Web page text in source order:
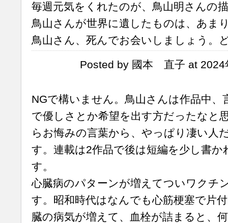
毎週元気をくれたのが、鳥山明さんの
鳥山さんが世界に遺したものは、あま
鳥山さん、死んでお会いしましょう。
Posted by 國本 直子 at 2024
NGで構いません。鳥山さんは作品中、
で優しさとか希望を出す方だったなと
らお悔みの言葉から、やっぱり凄い人
す。連載は2作品で後は短編を少し書
す。
心臓病のパターンが増えてついワクチ
す。昭和時代はなんでも心筋梗塞で片
臓の病気が増えて、血栓が詰まると、